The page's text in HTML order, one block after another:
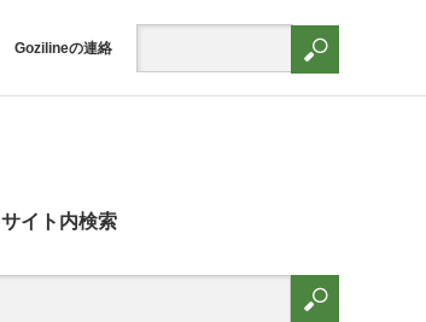
Gozilineの連絡
サイト内検索